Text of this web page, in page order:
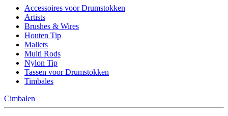
Accessoires voor Drumstokken
Artists
Brushes & Wires
Houten Tip
Mallets
Multi Rods
Nylon Tip
Tassen voor Drumstokken
Timbales
Cimbalen